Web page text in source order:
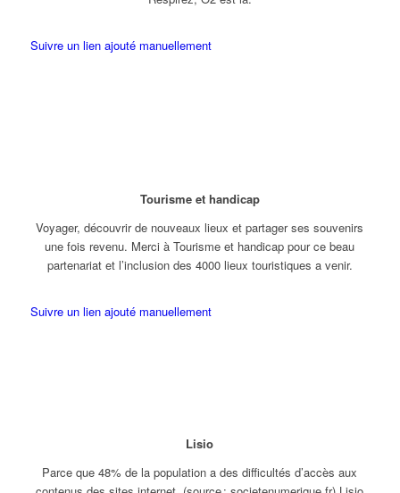
Suivre un lien ajouté manuellement
Tourisme et handicap
Voyager, découvrir de nouveaux lieux et partager ses souvenirs
une fois revenu. Merci à Tourisme et handicap pour ce beau
partenariat et l’inclusion des 4000 lieux touristiques a venir.
Suivre un lien ajouté manuellement
Lisio
Parce que 48% de la population a des difficultés d’accès aux